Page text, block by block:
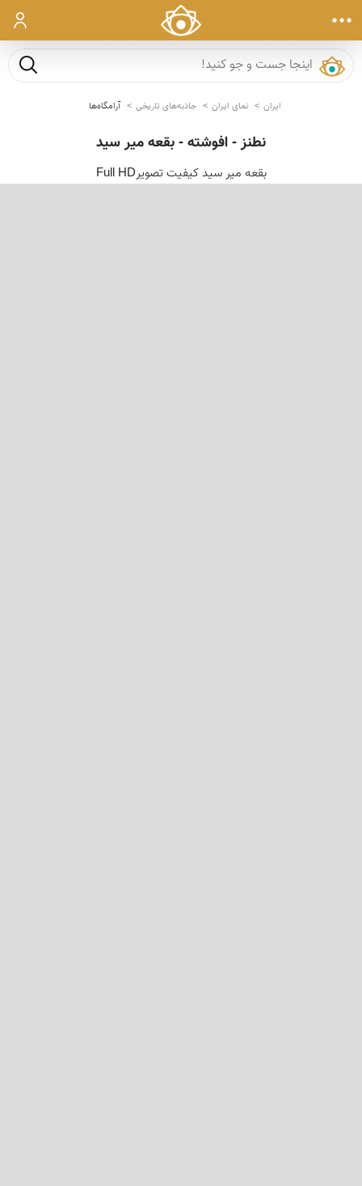
ورود
جست و
ایران نمای ایران جاذبه‌های تاریخی آرامگاه‌ها
نطنز - افوشته - بقعه میر سید
بقعه میر سید کیفیت تصویرFull HD